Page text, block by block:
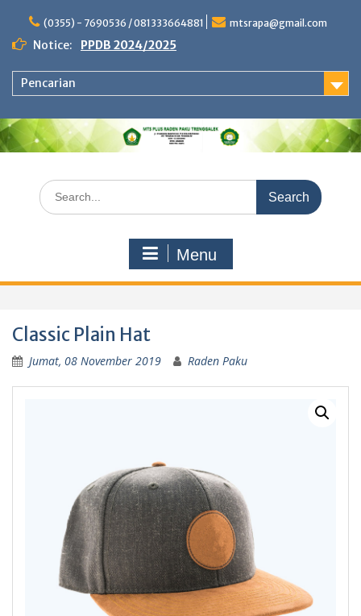
content
(0355) - 7690536 / 081333664881 mtsrapa@gmail.com
Notice: PPDB 2024/2025
Pencarian
Search
for:
Menu
Classic Plain Hat
Jumat, 08 November 2019 Raden Paku